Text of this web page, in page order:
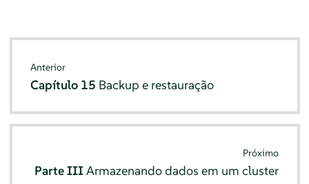
Anterior
Capítulo 15 Backup e restauração
Próximo
Parte IIIArmazenando dados em um cluster